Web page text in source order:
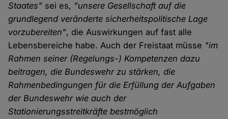
Staates" sei es, "unsere Gesellschaft auf die
grundlegend veränderte sicherheitspolitische Lage
vorzubereiten", die Auswirkungen auf fast alle
Lebensbereiche habe. Auch der Freistaat müsse "im
Rahmen seiner (Regelungs-) Kompetenzen dazu
beitragen, die Bundeswehr zu stärken, die
Rahmenbedingungen für die Erfüllung der Aufgaben
der Bundeswehr wie auch der
Stationierungsstreitkräfte bestmöglich